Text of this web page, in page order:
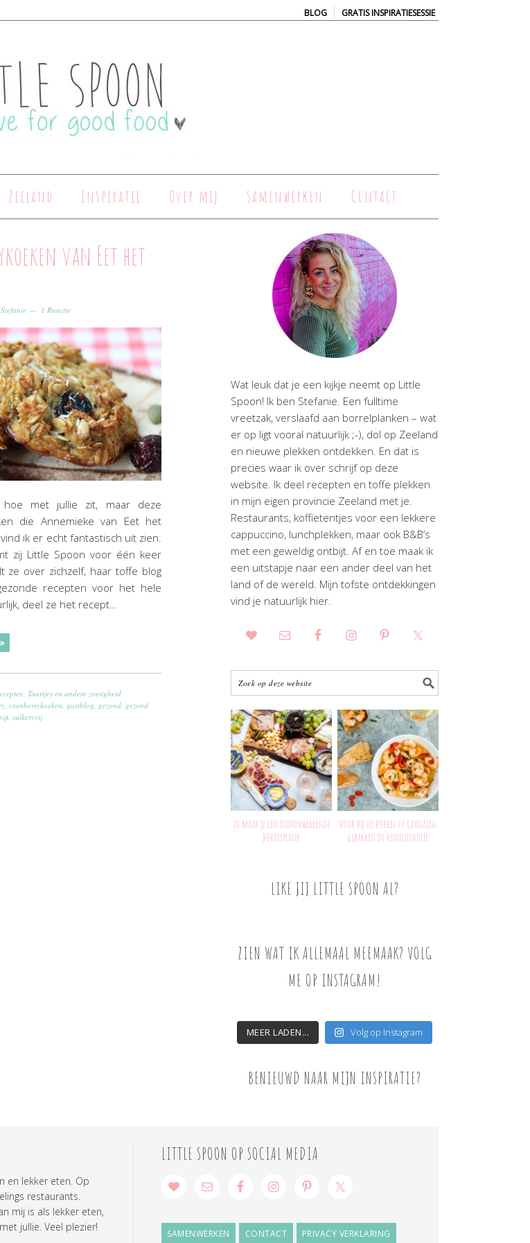
BLOG | GRATIS INSPIRATIESESSIE
Zeeland Inspiratie Over mij Samenwerken Contact
van Eet het
Stefanie 1 Reactie
met jullie zit, maar deze
die Annemieke van Eet het
ik er echt fantastisch uit zien.
zij Little Spoon voor één keer
ze over zichzelf, haar toffe blog
recepten voor het hele
deel ze het recept…
Taartjes en andere zoetigheid
, cranberrykoeken gastblog gezond, gezond
, suikervrij
Wat leuk dat je een kijkje neemt op Little
Spoon! Ik ben Stefanie. Een fulltime
vreetzak, verslaafd aan borrelplanken – wat
er op ligt vooral natuurlijk ;-), dol op Zeeland
en nieuwe plekken ontdekken. En dat is
precies waar ik over schrijf op deze
website. Ik deel recepten en toffe plekken
in mijn eigen provincie Zeeland met je.
Restaurants, koffietentjes voor een lekkere
cappuccino, lunchplekken, maar ook B&B’s
met een geweldig ontbijt. Af en toe maak ik
een uitstapje naar een ander deel van het
land of de wereld. Mijn tofste ontdekkingen
vind je natuurlijk hier.
Zo maak je een indrukwekkende
borrelplank
Voor bij de borrel // Garnalen
gebakken in knoflookolie
LIKE JIJ LITTLE SPOON AL?
ZIEN WAT IK ALLEMAAL MEEMAAK? VOLG
ME OP INSTAGRAM!
MEER LADEN... Volg op Instagram
BENIEUWD NAAR MIJN INSPIRATIE?
en lekker eten. Op
restaurants.
mij is als lekker eten,
jullie. Veel plezier!
LITTLE SPOON OP SOCIAL MEDIA
SAMENWERKEN CONTACT PRIVACY VERKLARING